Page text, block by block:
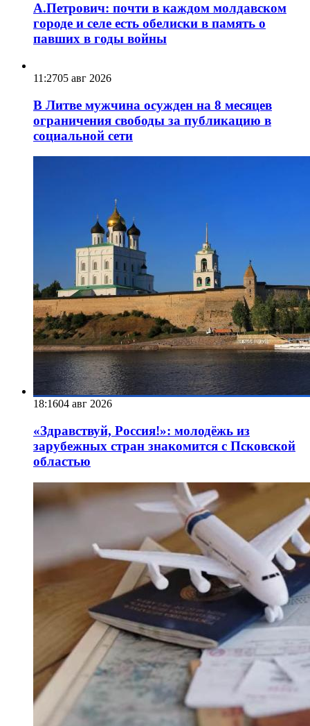
А.Петрович: почти в каждом молдавском
городе и селе есть обелиски в память о
павших в годы войны
11:2705 авг 2026
В Литве мужчина осужден на 8 месяцев
ограничения свободы за публикацию в
социальной сети
18:1604 авг 2026
«Здравствуй, Россия!»: молодёжь из
зарубежных стран знакомится с Псковской
областью